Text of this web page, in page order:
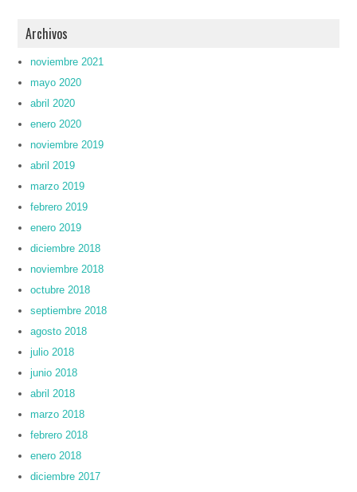
Archivos
noviembre 2021
mayo 2020
abril 2020
enero 2020
noviembre 2019
abril 2019
marzo 2019
febrero 2019
enero 2019
diciembre 2018
noviembre 2018
octubre 2018
septiembre 2018
agosto 2018
julio 2018
junio 2018
abril 2018
marzo 2018
febrero 2018
enero 2018
diciembre 2017